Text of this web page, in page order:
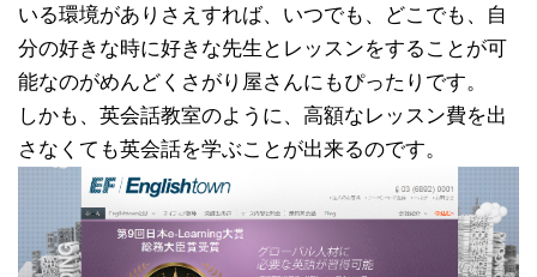
いる環境がありさえすれば、いつでも、どこでも、自
分の好きな時に好きな先生とレッスンをすることが可
能なのがめんどくさがり屋さんにもぴったりです。
しかも、英会話教室のように、高額なレッスン費を出
さなくても英会話を学ぶことが出来るのです。